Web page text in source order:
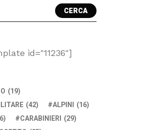
CERCA
id="11236"]
(19)
(42) ALPINI (16)
CARABINIERI (29)